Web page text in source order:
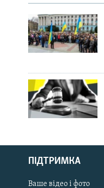
Русский
QırımtatarПІДТРИМКА
Ваше відео і фото